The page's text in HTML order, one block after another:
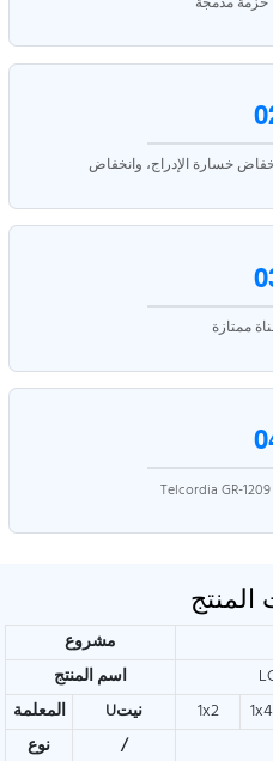
المنتج
مشروع
اسم المنتج
المعلمة
Uنيت 1x2 1x4
نوع
/